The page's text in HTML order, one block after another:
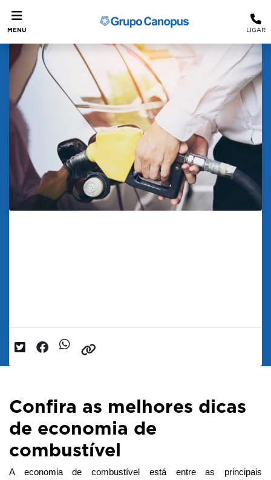
MENU LIGAR
Confira as melhores dicas
de economia de
combustível
A economia de combustível está entre as principais